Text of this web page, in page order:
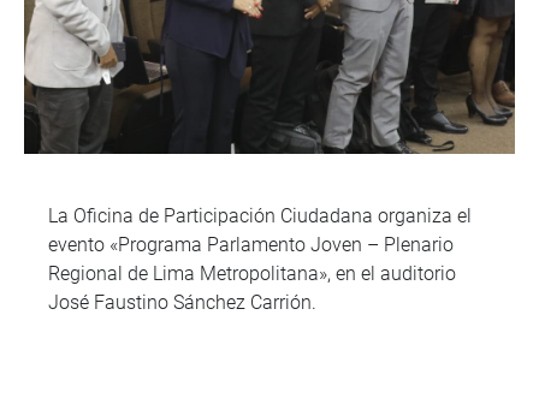
La Oficina de Participación Ciudadana organiza el
evento «Programa Parlamento Joven – Plenario
Regional de Lima Metropolitana», en el auditorio
José Faustino Sánchez Carrión.